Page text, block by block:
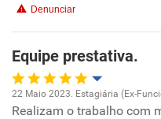
Denunciar
Equipe prestativa.
Oportunidade de
22 Maio 2023. Estagiária (Ex-
Realizam o trabalho com